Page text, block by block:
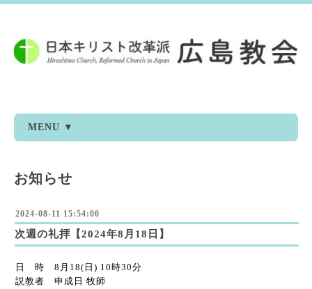
MENU ▼
お知らせ
2024-08-11 15:54:00
次週の礼拝【2024年8月18日】
日 時 8月18(日) 10時30分
説教者 申成日 牧師